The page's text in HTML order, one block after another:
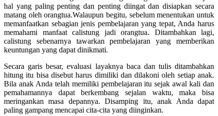
hal yang paling penting dan penting diingat dan disiapkan secara
matang oleh orangtua.Walaupun begitu, sebelum menentukan untuk
memanfaatkan sebagian jenis pembelajaran yang tepat, Anda harus
memahami manfaat calistung jadi orangtua. Ditambahkan lagi,
calistung sebenarnya tawarkan pembelajaran yang memberikan
keuntungan yang dapat dinikmati.
Secara garis besar, evaluasi layaknya baca dan tulis ditambahkan
hitung itu bisa disebut harus dimiliki dan dilakoni oleh setiap anak.
Bila anak Anda telah memiliki pembelajaran itu sejak awal kali dan
pemahamannya dapat berkembang sejalan waktu, maka bisa
meringankan masa depannya. Disamping itu, anak Anda dapat
paling gampang mencapai cita-cita yang diinginkan.